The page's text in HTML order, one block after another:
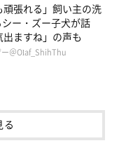
頑張れる」飼い主の洗
シー・ズー子犬が話
ますね」の声も
＠Olaf_ShihThu